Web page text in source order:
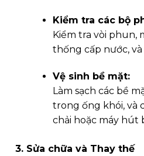
Kiểm tra các bộ
Kiểm tra vòi phun,
thống cấp nước,
Vệ sinh bề mặt:
Làm sạch các bề
trong ống khói, và
chải hoặc máy hút
3. Sửa chữa và Thay thế